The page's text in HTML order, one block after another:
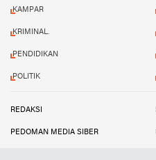
KAMPAR
KRIMINAL.
PENDIDIKAN
POLITIK
REDAKSI
PEDOMAN MEDIA SIBER